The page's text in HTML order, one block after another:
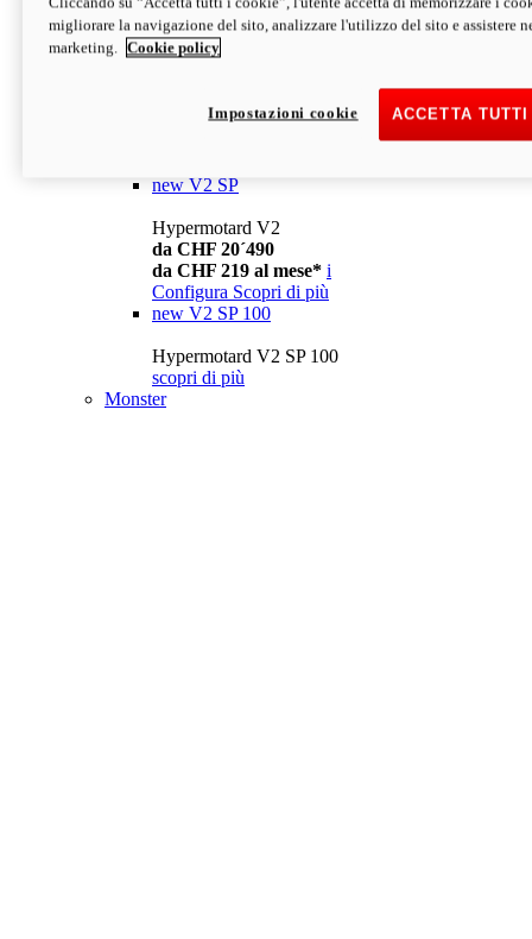
da CHF 13´990
Configura Scopri di più
newV2
da CHF 15´990
new V2 SP
Hypermotard V2
da CHF 20´490
da CHF 219 al mese* i
Configura Scopri di più
new V2 SP 100
Hypermotard V2 SP 100
scopri di più
Monster
migliorare la navigazione del sito, analizzare l'utilizzo del sito e assistere
marketing.
Cookie policy
ACCETTA
Impostazioni cookie